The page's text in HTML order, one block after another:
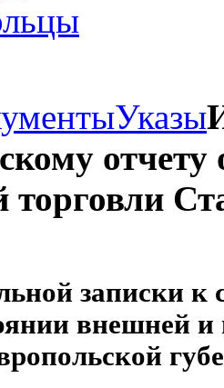
Указы
торговли
записки к
внешней и